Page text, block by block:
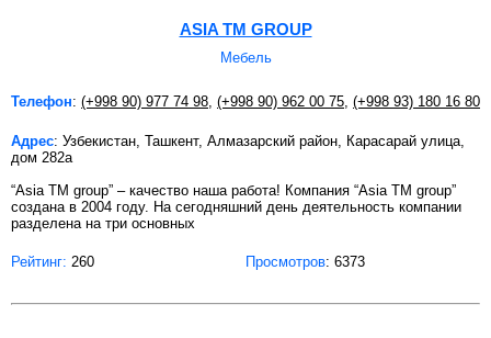
ASIA TM GROUP
Мебель
Телефон: (+998 90) 977 74 98, (+998 90) 962 00 75, (+998 93) 180 16 80
Адрес: Узбекистан, Ташкент, Алмазарский район, Карасарай улица,
дом 282а
“Asia TM group” – качество наша работа! Компания “Asia TM group”
создана в 2004 году. На сегодняшний день деятельность компании
разделена на три основных
Рейтинг: 260 Просмотров: 6373